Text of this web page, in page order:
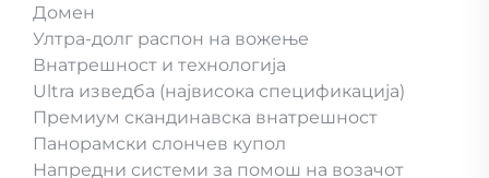
Домен
Ултра-долг распон на вожење
Внатрешност и технологија
Ultra изведба (највисока спецификација)
Премиум скандинавска внатрешност
Панорамски слончев купол
Напредни системи за помош на возачот